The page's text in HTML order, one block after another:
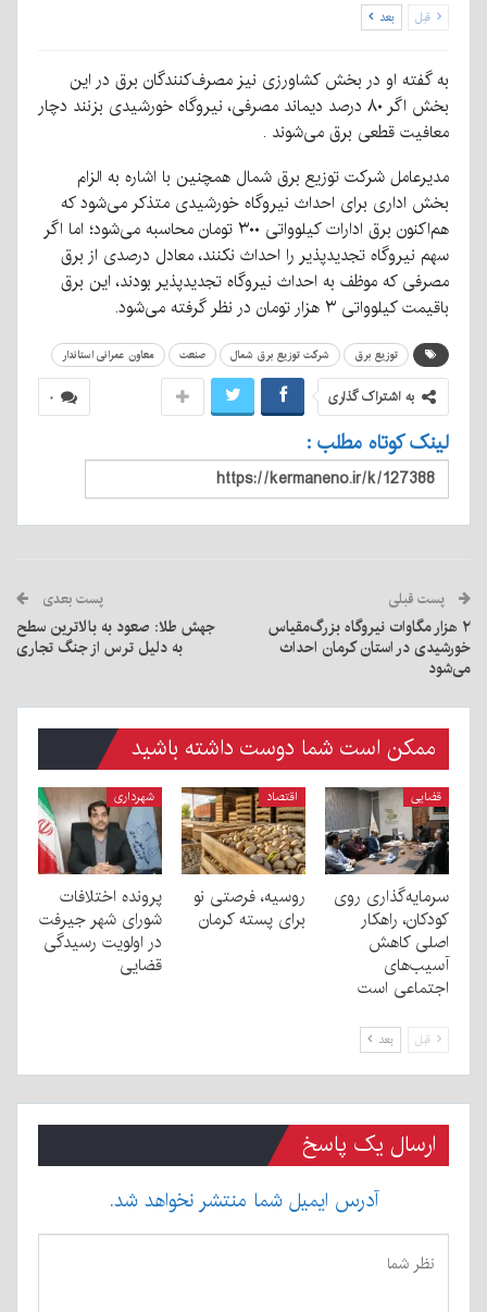
قبل بعد
به گفته او در بخش کشاورزی نیز مصرف‌کنندگان برق در این
بخش اگر ۸۰ درصد دیماند مصرفی، نیروگاه خورشیدی بزنند دچار
معافیت قطعی برق می‌شوند .
مدیرعامل شرکت توزیع برق شمال همچنین با اشاره به الزام
بخش اداری برای احداث نیروگاه خورشیدی متذکر می‌شود که
هم‌اکنون برق ادارات کیلوواتی ۳۰۰ تومان محاسبه می‌شود؛ اما اگر
سهم نیروگاه تجدیدپذیر را احداث نکنند، معادل درصدی از برق
مصرفی که موظف به احداث نیروگاه تجدیدپذیر بودند، این برق
باقیمت کیلوواتی ۳ هزار تومان در نظر گرفته می‌شود.
توزیع برق شرکت توزیع برق شمال صنعت معاون عمرانی استاندار
۰ به اشتراک گذاری
لینک کوتاه مطلب :
پست قبلی
۲ هزار مگاوات نیروگاه بزرگ‌مقیاس
خورشیدی در استان کرمان احداث
می‌شود
پست بعدی
جهش طلا: صعود به بالاترین سطح
به دلیل ترس از جنگ تجاری
ممکن است شما دوست داشته باشید
قضایی
سرمایه‌گذاری روی
کودکان، راهکار
اصلی کاهش
آسیب‌های
اجتماعی است
اقتصاد
روسیه، فرصتی نو
برای پسته کرمان
شهرداری
پرونده اختلافات
شورای شهر جیرفت
در اولویت رسیدگی
قضایی
قبل بعد
ارسال یک پاسخ
آدرس ایمیل شما منتشر نخواهد شد.